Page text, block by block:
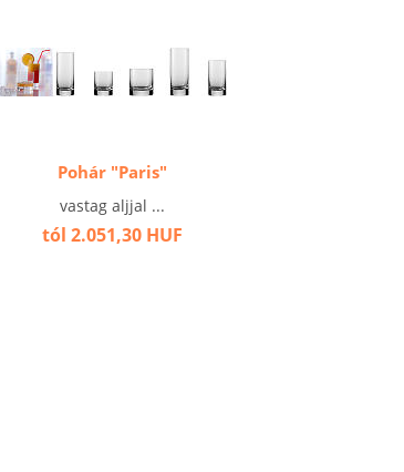
Pohár "Paris"
vastag aljjal ...
tól 2.051,30 HUF